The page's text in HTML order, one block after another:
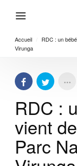
Accueil
RDC : un
Virunga
RDC :
vient
Parc